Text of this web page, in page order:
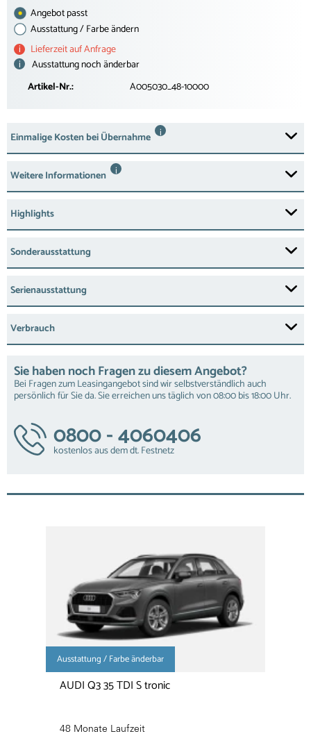
Angebot passt
Ausstattung / Farbe ändern
i
Lieferzeit auf Anfrage
i
Ausstattung noch änderbar
Artikel-Nr.:
A005030_48-10000
Einmalige Kosten bei Übernahme i
Weitere Informationen i
Highlights
Sonderausstattung
Serienausstattung
Verbrauch
Sie haben noch Fragen zu diesem Angebot?
Bei Fragen zum Leasingangebot sind wir selbstverständlich auch
persönlich für Sie da. Sie erreichen uns täglich von 08:00 bis 18:00 Uhr.
0800 - 4060406
kostenlos aus dem dt. Festnetz
Ausstattung / Farbe änderbar
AUDI Q3 35 TDI S tronic
48 Monate Laufzeit